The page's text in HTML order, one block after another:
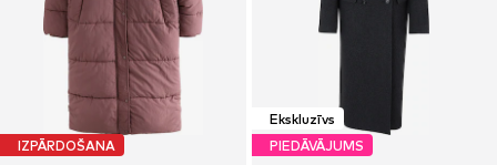
IZPĀRDOŠANA
Ekskluzīvs
PIEDĀVĀJUMS